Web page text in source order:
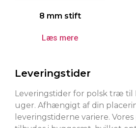
8 mm stift
Læs mere
Leveringstider
Leveringstider for polsk træ til
uger. Afhængigt af din
leveringstiderne variere.